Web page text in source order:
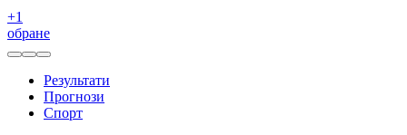
+1
обране
Результати
Прогнози
Спорт